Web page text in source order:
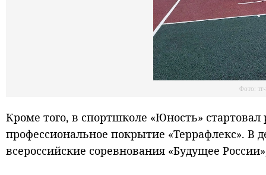
Фото:
Кроме того, в спортшколе «Юность»
профессиональное покрытие «Террафлекс». В
всероссийские соревнования «Будущее